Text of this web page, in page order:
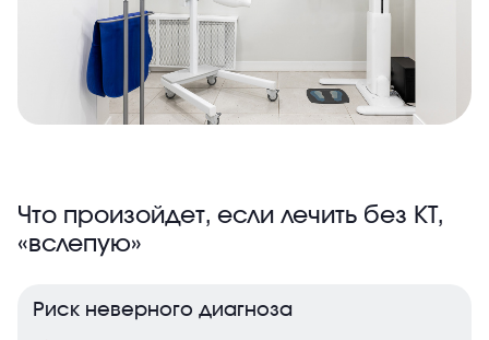
Что произойдет, если лечить без КТ,
«вслепую»
Риск неверного диагноза